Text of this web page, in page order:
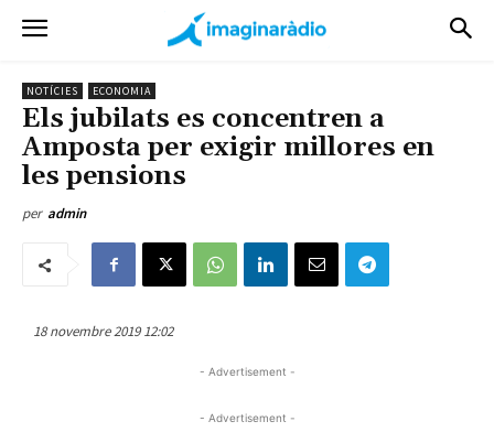
NOTÍCIES ECONOMIA
Els jubilats es concentren a
Amposta per exigir millores en
les pensions
per admin
18 novembre 2019 12:02
- Advertisement -
- Advertisement -